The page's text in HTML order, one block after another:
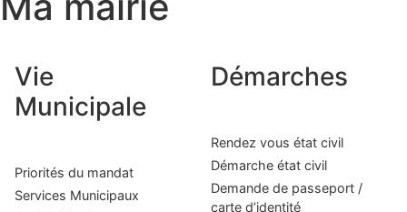
Vie
Municipale
Priorités du mandat
Services Municipaux
Démarches
Rendez vous état civil
Démarche état civil
Demande de passeport /
carte d’identité